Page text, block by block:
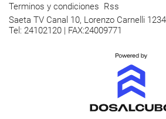
Terminos y condiciones Rss
Saeta TV Canal 10, Lorenzo Carnelli
Tel: 24102120 | FAX:24009771